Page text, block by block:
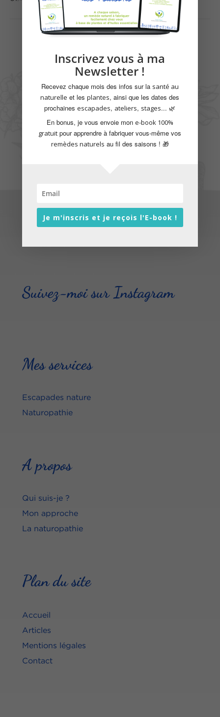
Suivez-moi sur Instagram
Mes services
Escapades nature
Naturopathie
A propos
Qui suis-je ?
Mon approche
La naturopathie
Plan du site
Accueil
Articles
Mentions légales
Contact
Inscrivez vous à ma
Newsletter !
Recevez chaque mois des infos sur la santé au
naturelle et lesplantes, ainsi que les dates des
prochainesescapades, ateliers, stages... 🌿
En bonus, je vous envoie mon e-book 100%
gratuit pour apprendre à fabriquer vous-même vos
remèdes naturels au fil des saisons ! 🎁
Je m'inscris et je reçois l'E-book !